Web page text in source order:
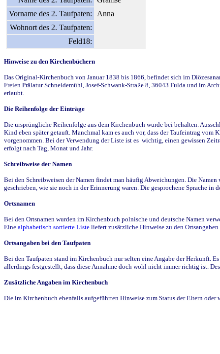
Vorname des 2. Taufpaten:
Anna
Wohnort des 2. Taufpaten:
Feld18:
Hinweise zu den Kirchenbüchern
Das Original-Kirchenbuch von Januar 1838 bis 1866, befindet sich im
Freien Prälatur Schneidemühl, Josef-Schwank-Straße 8, 36043 Fulda und im
erlaubt.
Die Reihenfolge der Einträge
Die ursprüngliche Reihenfolge aus dem Kirchenbuch wurde bei behalten.
Kind eben später getauft. Manchmal kam es auch vor, dass der Taufeintrag
vorgenommen. Bei der Verwendung der Liste ist es wichtig, einen gewissen
erfolgt nach Tag, Monat und Jahr.
Schreibweise der Namen
Bei den Schreibweisen der Namen findet man häufig Abweichungen. Die
geschrieben, wie sie noch in der Erinnerung waren. Die gesprochene Sprache
Ortsnamen
Bei den Ortsnamen wurden im Kirchenbuch polnische und deutsche Namen
Eine alphabetisch sortierte Liste liefert zusätzliche Hinweise zu den
Ortsangaben bei den Taufpaten
Bei den Taufpaten stand im Kirchenbuch nur selten eine Angabe der Herkunft.
allerdings festgestellt, dass diese Annahme doch wohl nicht immer richtig ist.
Zusätzliche Angaben im Kirchenbuch
Die im Kirchenbuch ebenfalls aufgeführten Hinweise zum Status der Eltern oder